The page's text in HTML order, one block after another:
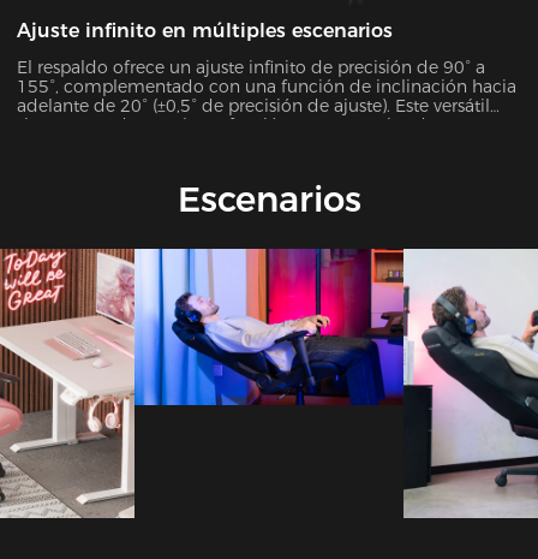
Ajuste infinito en múltiples escenarios
El respaldo ofrece un ajuste infinito de precisión de 90° a
155°, complementado con una función de inclinación hacia
adelante de 20° (±0,5° de precisión de ajuste). Este versátil
sistema se adapta a la perfección a 7 escenarios de uso
Escenarios